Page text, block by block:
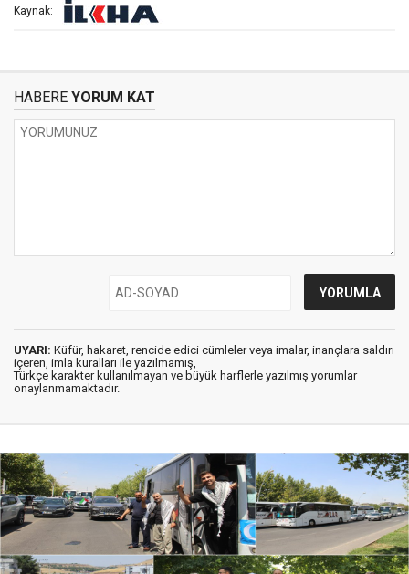
Kaynak:
HABERE YORUM KAT
UYARI: Küfür, hakaret, rencide edici cümleler veya imalar, inançlara saldırı
içeren, imla kuralları ile yazılmamış,
Türkçe karakter kullanılmayan ve büyük harflerle yazılmış yorumlar
onaylanmamaktadır.